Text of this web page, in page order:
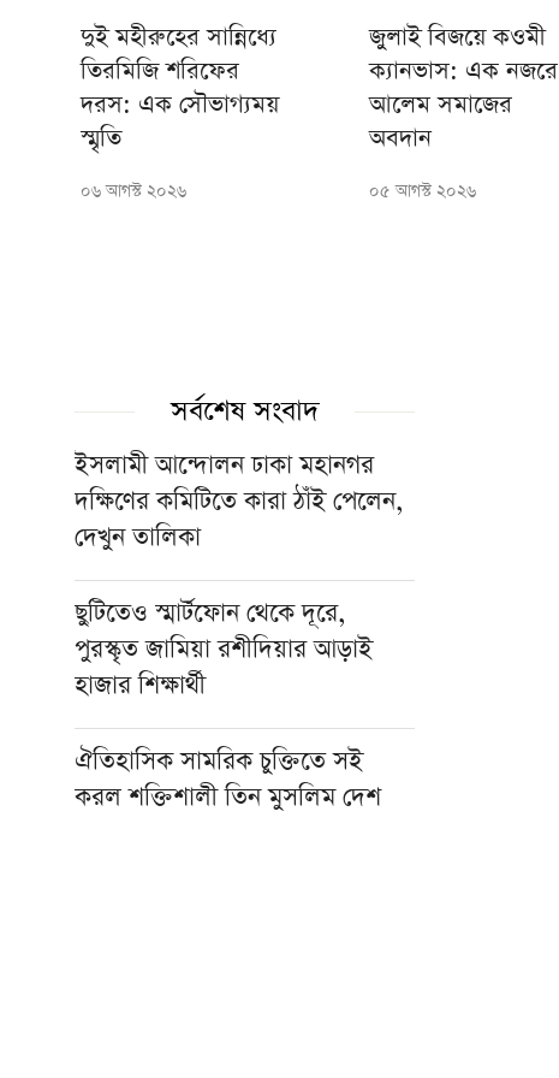
দুই মহীরুহের সান্নিধ্যে
তিরমিজি শরিফের
দরস: এক সৌভাগ্যময়
স্মৃতি
০৬ আগস্ট ২০২৬
জুলাই বিজয়ে কওমী
ক্যানভাস: এক নজরে
আলেম সমাজের
অবদান
০৫ আগস্ট ২০২৬
সর্বশেষ সংবাদ
ইসলামী আন্দোলন ঢাকা মহানগর
দক্ষিণের কমিটিতে কারা ঠাঁই পেলেন,
দেখুন তালিকা
ছুটিতেও স্মার্টফোন থেকে দূরে,
পুরস্কৃত জামিয়া রশীদিয়ার আড়াই
হাজার শিক্ষার্থী
ঐতিহাসিক সামরিক চুক্তিতে সই
করল শক্তিশালী তিন মুসলিম দেশ